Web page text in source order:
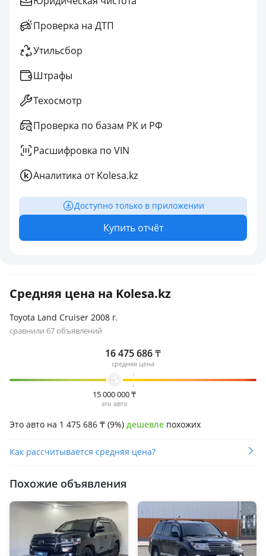
Проверка на ДТП
Утильсбор
Штрафы
Техосмотр
Проверка по базам РК и РФ
Расшифровка по VIN
Аналитика от Kolesa.kz
Доступно только в приложении
Купить отчёт
Средняя цена на Kolesa.kz
Toyota Land Cruiser 2008 г.
сравнили 67 объявлений
16 475 686₸
средняя цена
15 000 000₸
это авто
Это авто на 1 475 686 ₸ (9%) дешевле похожих
Как рассчитывается средняя цена?
Похожие объявления